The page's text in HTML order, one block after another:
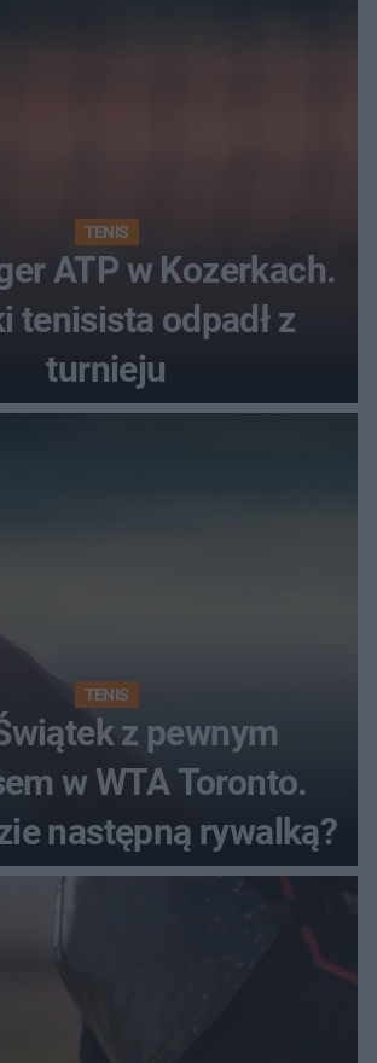
TENIS
ATP w Kozerkach.
tenisista odpadł z
turnieju
TENIS
z pewnym
w WTA Toronto.
następną rywalką?